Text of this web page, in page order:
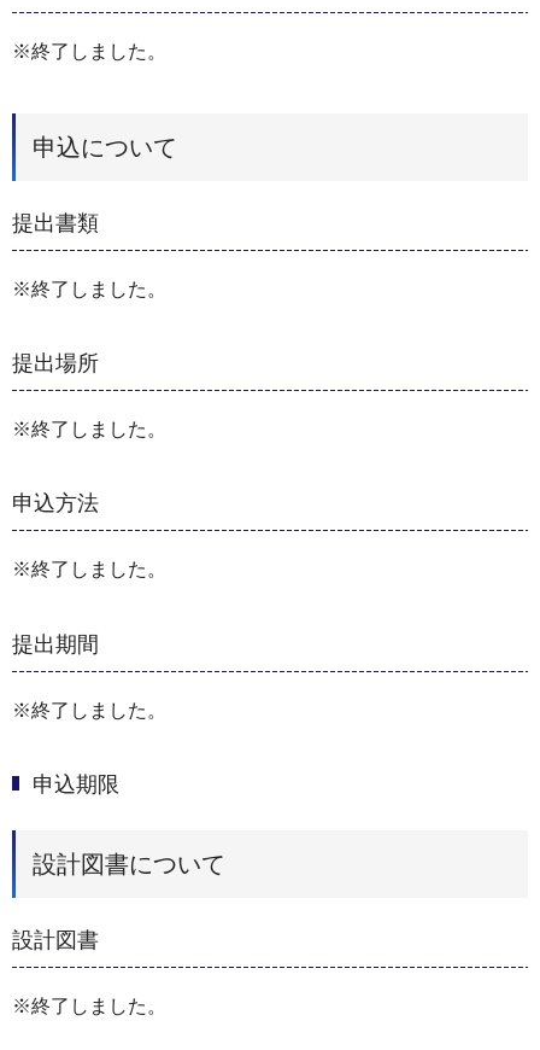
※終了しました。
申込について
提出書類
※終了しました。
提出場所
※終了しました。
申込方法
※終了しました。
提出期間
※終了しました。
申込期限
設計図書について
設計図書
※終了しました。